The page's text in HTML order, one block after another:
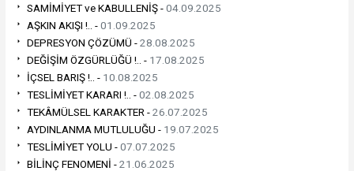
SAMİMİYET ve KABULLENİŞ -04.09.2025
AŞKIN AKIŞI !.. -01.09.2025
DEPRESYON ÇÖZÜMÜ -28.08.2025
DEĞİŞİM ÖZGÜRLÜĞÜ !.. - 17.08.2025
İÇSEL BARIŞ !.. - 10.08.2025
TESLİMİYET KARARI !.. -02.08.2025
TEKÂMÜLSEL KARAKTER -26.07.2025
AYDINLANMA MUTLULUĞU - 19.07.2025
TESLİMİYET YOLU -07.07.2025
BİLİNÇ FENOMENİ -21.06.2025